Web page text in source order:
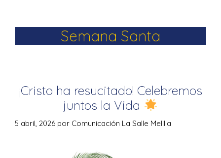
Semana Santa
¡Cristo ha resucitado! Celebremos
juntos la Vida
5 abril, 2026 por Comunicación La Salle Melilla